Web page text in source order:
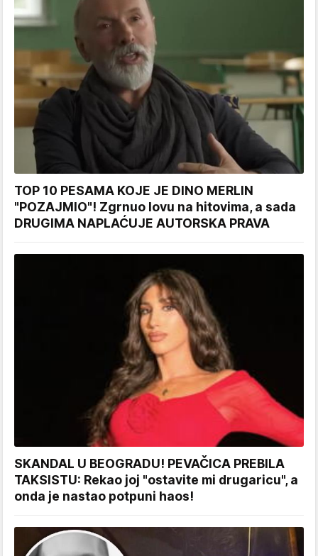
TOP 10 PESAMA KOJE JE DINO MERLIN
"POZAJMIO"! Zgrnuo lovu na hitovima, a sada
DRUGIMA NAPLAĆUJE AUTORSKA PRAVA
SKANDAL U BEOGRADU! PEVAČICA PREBILA
TAKSISTU: Rekao joj "ostavite mi drugaricu", a
onda je nastao potpuni haos!